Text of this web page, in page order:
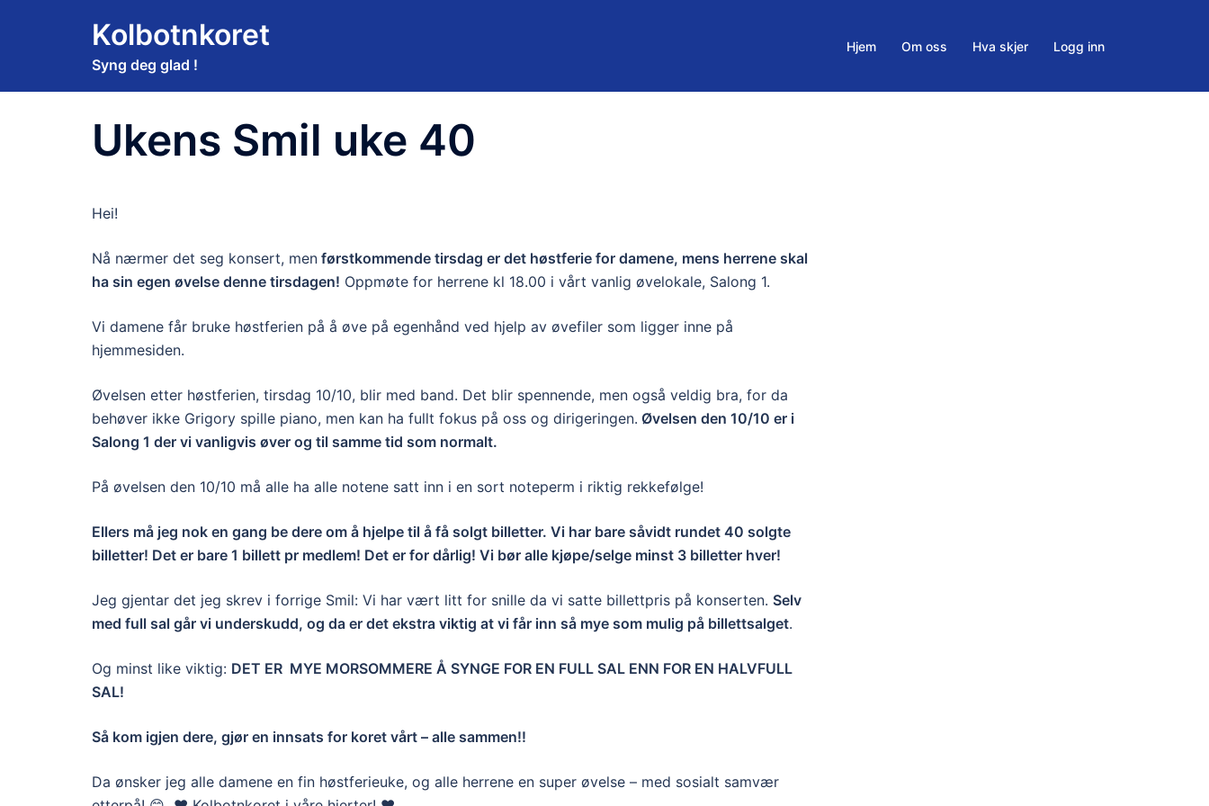
Kolbotnkoret
Syng deg glad !
Hjem Om oss Hva skjer Logg inn
Ukens Smil uke 40
Hei!
Nå nærmer det seg konsert, men førstkommende tirsdag er det høstferie for damene, mens herrene skal
ha sin egen øvelse denne tirsdagen! Oppmøte for herrene kl 18.00 i vårt vanlig øvelokale, Salong 1.
Vi damene får bruke høstferien på å øve på egenhånd ved hjelp av øvefiler som ligger inne på
hjemmesiden.
Øvelsen etter høstferien, tirsdag 10/10, blir med band. Det blir spennende, men også veldig bra, for da
behøver ikke Grigory spille piano, men kan ha fullt fokus på oss og dirigeringen. Øvelsen den 10/10 er i
Salong 1 der vi vanligvis øver og til samme tid som normalt.
På øvelsen den 10/10 må alle ha alle notene satt inn i en sort noteperm i riktig rekkefølge!
Ellers må jeg nok en gang be dere om å hjelpe til å få solgt billetter. Vi har bare såvidt rundet 40 solgte
billetter! Det er bare 1 billett pr medlem! Det er for dårlig! Vi bør alle kjøpe/selge minst 3 billetter hver!
Jeg gjentar det jeg skrev i forrige Smil: Vi har vært litt for snille da vi satte billettpris på konserten. Selv
med full sal går vi underskudd, og da er det ekstra viktig at vi får inn så mye som mulig på billettsalget.
Og minst like viktig: DET ER MYE MORSOMMERE Å SYNGE FOR EN FULL SAL ENN FOR EN HALVFULL
SAL!
Så kom igjen dere, gjør en innsats for koret vårt – alle sammen!!
Da ønsker jeg alle damene en fin høstferieuke, og alle herrene en super øvelse – med sosialt samvær